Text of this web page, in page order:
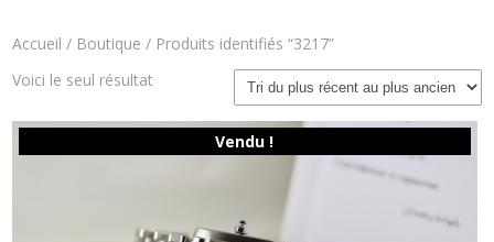
Accueil / Boutique / Produits identifiés “3217”
Voici le seul résultat
Vendu !